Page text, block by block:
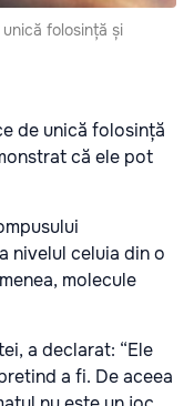
folosință și
de unică folosință
că ele pot
nivelul celuia din o
molecule
a declarat: “Ele
a fi. De aceea